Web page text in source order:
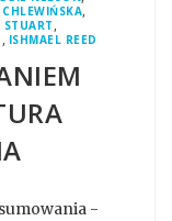
,
STUART,
, ISHMAEL REED
-